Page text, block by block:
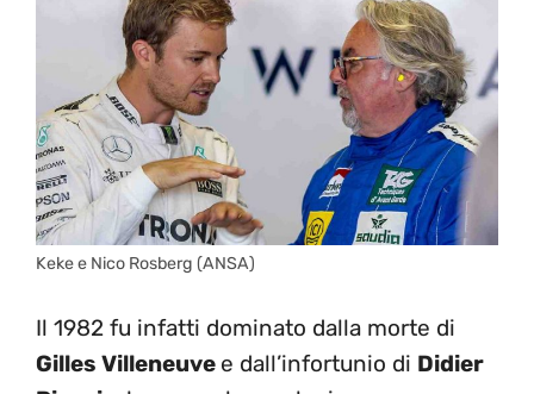
Keke e Nico Rosberg (ANSA)
Il 1982 fu infatti dominato dalla morte di
Gilles Villeneuve e dall’infortunio di Didier